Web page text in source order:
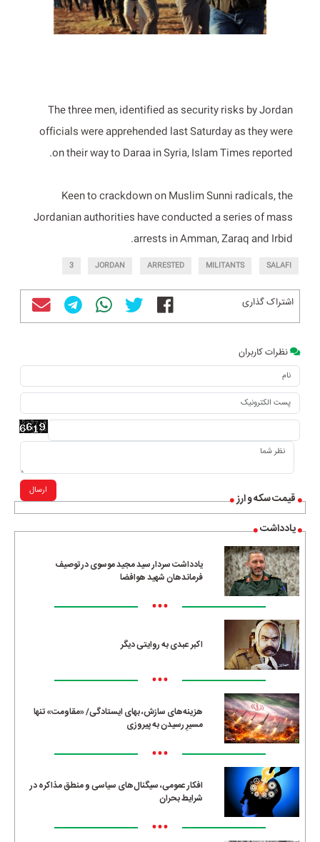
قیمت سکه و ارز
یادداشت
یادداشت سردار سید مجید موسوی در توصیف
فرماندهان شهید هوافضا
•••
اکبر عبدی به روایتی دیگر
•••
هزینه‌های سازش، بهای ایستادگی/ «مقاومت» تنها
مسیرِ رسیدن به پیروزی
•••
افکار عمومی، سیگنال‌های سیاسی و منطق مذاکره در
شرایط بحران
•••
The three men, identified as security risks by Jordan
officials were apprehended last Saturday as they were
on their way to Daraa in Syria, Islam Times reported.
Keen to crackdown on Muslim Sunni radicals, the
Jordanian authorities have conducted a series of mass
arrests in Amman, Zaraq and Irbid.
SALAFI
MILITANTS
ARRESTED
JORDAN
3
اشتراک گذاری
نظرات کاربران
ارسال